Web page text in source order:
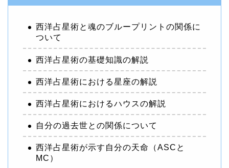
西洋占星術と魂のブループリントの関係に
ついて
西洋占星術の基礎知識の解説
西洋占星術における星座の解説
西洋占星術におけるハウスの解説
自分の過去世との関係について
西洋占星術が示す自分の天命（ASCと
MC）